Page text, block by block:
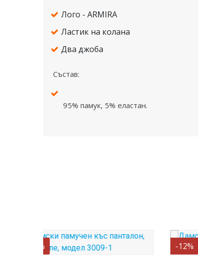
Лого - ARMIRA
Ластик на колана
Два джоба
Състав:
95% памук, 5% еластан.
-12%